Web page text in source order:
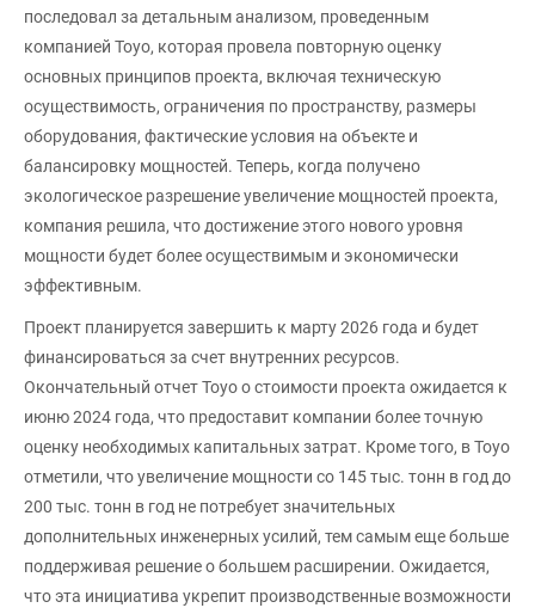
последовал за детальным анализом, проведенным
компанией Toyo, которая провела повторную оценку
основных принципов проекта, включая техническую
осуществимость, ограничения по пространству, размеры
оборудования, фактические условия на объекте и
балансировку мощностей. Теперь, когда получено
экологическое разрешение увеличение мощностей проекта,
компания решила, что достижение этого нового уровня
мощности будет более осуществимым и экономически
эффективным.
Проект планируется завершить к марту 2026 года и будет
финансироваться за счет внутренних ресурсов.
Окончательный отчет Toyo о стоимости проекта ожидается к
июню 2024 года, что предоставит компании более точную
оценку необходимых капитальных затрат. Кроме того, в Toyo
отметили, что увеличение мощности со 145 тыс. тонн в год до
200 тыс. тонн в год не потребует значительных
дополнительных инженерных усилий, тем самым еще больше
поддерживая решение о большем расширении. Ожидается,
что эта инициатива укрепит производственные возможности